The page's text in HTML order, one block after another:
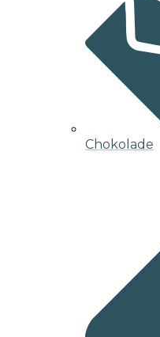
Chokolade